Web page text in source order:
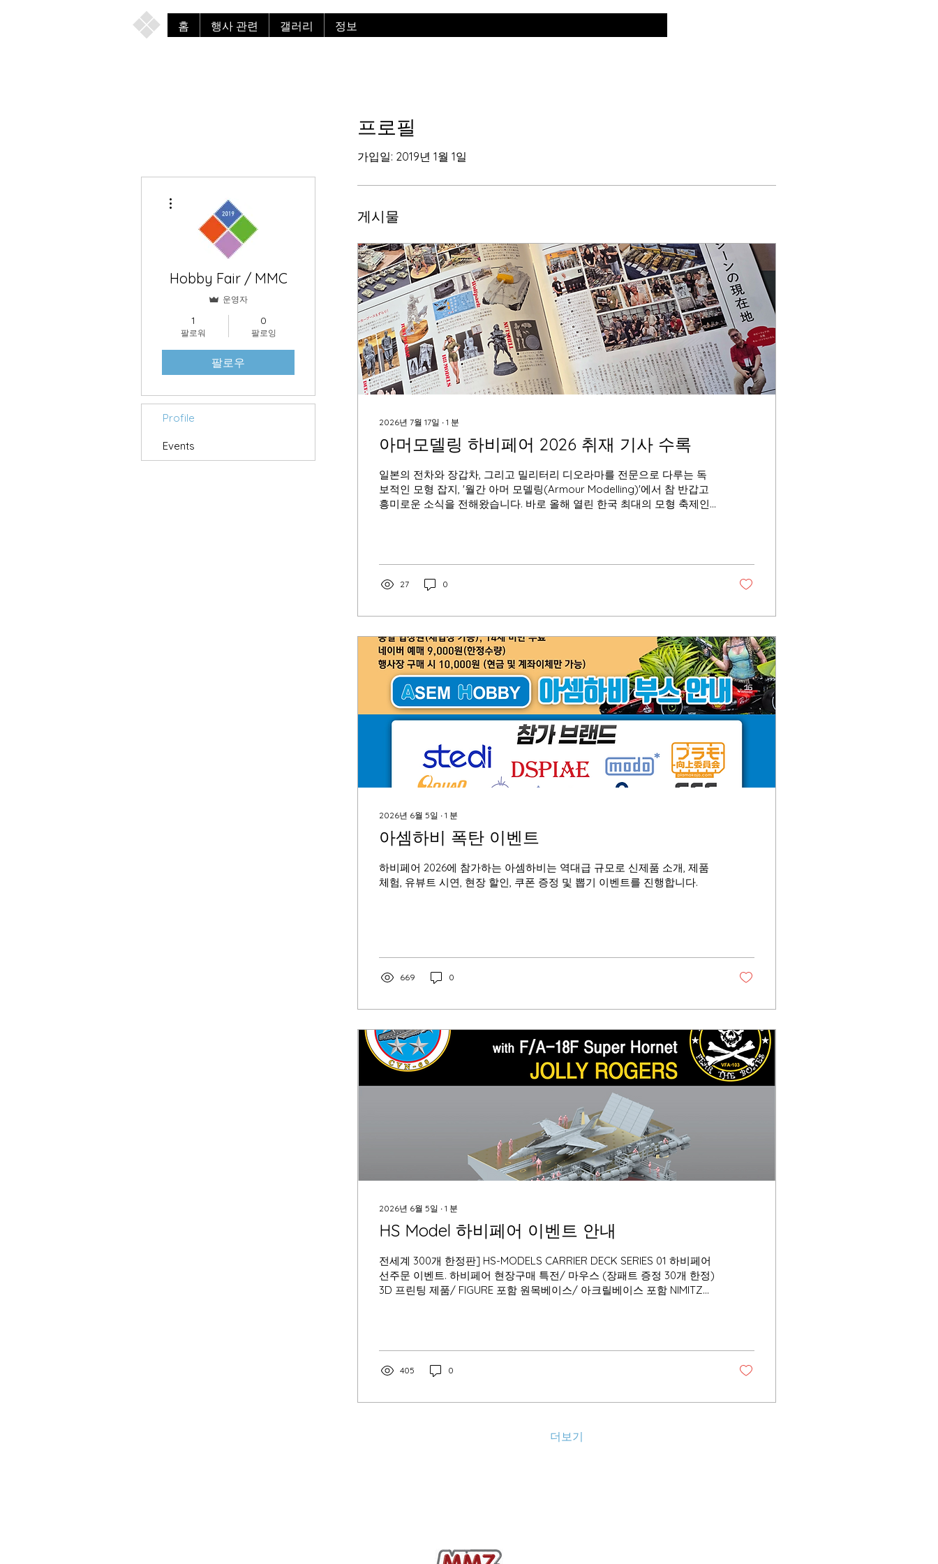
홈 행사 관련 갤러리 정보
프로필
가입일: 2019년 1월 1일
게시물
2026년 7월 17일 ∙ 1 분
아머모델링 하비페어 2026 취재 기사 수록
일본의 전차와 장갑차, 그리고 밀리터리 디오라마를 전문으로 다루는 독
보적인 모형 잡지, '월간 아머 모델링(Armour Modelling)'에서 참 반갑고
흥미로운 소식을 전해왔습니다. 바로 올해 열린 한국 최대의 모형 축제인
프라모델의 꽃이라고 할 수 있는 세월의 흔적과 먼지를 표현하는 웨더링
기법 등, 보는 순간 '아, 이렇게 표현하는구나' 하고 탄성을 자아내게 만드
는 감각적인 제작 노하우를 세밀하게 전달하는 것으로 유명합니다. 최근
을 잇달아 선보였고, 덕분에 일본 현지에서도 품절 대란을 일으키며 뜨거
운 제2의 전성기를 누리고 있습니다. 이렇게 영향력 있는 잡지의 편집장이
이번 하비페어...
27 0
2026년 6월 5일 ∙ 1 분
아셈하비 폭탄 이벤트
하비페어 2026에 참가하는 아셈하비는 역대급 규모로 신제품 소개, 제품
체험, 유뷰트 시연, 현장 할인, 쿠폰 증정 및 뽑기 이벤트를 진행합니다.
669 0
2026년 6월 5일 ∙ 1 분
HS Model 하비페어 이벤트 안내
전세계 300개 한정판] HS-MODELS CARRIER DECK SERIES 01 하비페어
선주문 이벤트. 하비페어 현장구매 특전/ 마우스 (장패트 증정 30개 한정)
3D 프린팅 제품/ FIGURE 포함 원목베이스/ 아크릴베이스 포함 NIMITZ
405 0
더보기
Hobby Fair / MMC
운영자
1
팔로워
0
팔로잉
팔로우
Profile
Events